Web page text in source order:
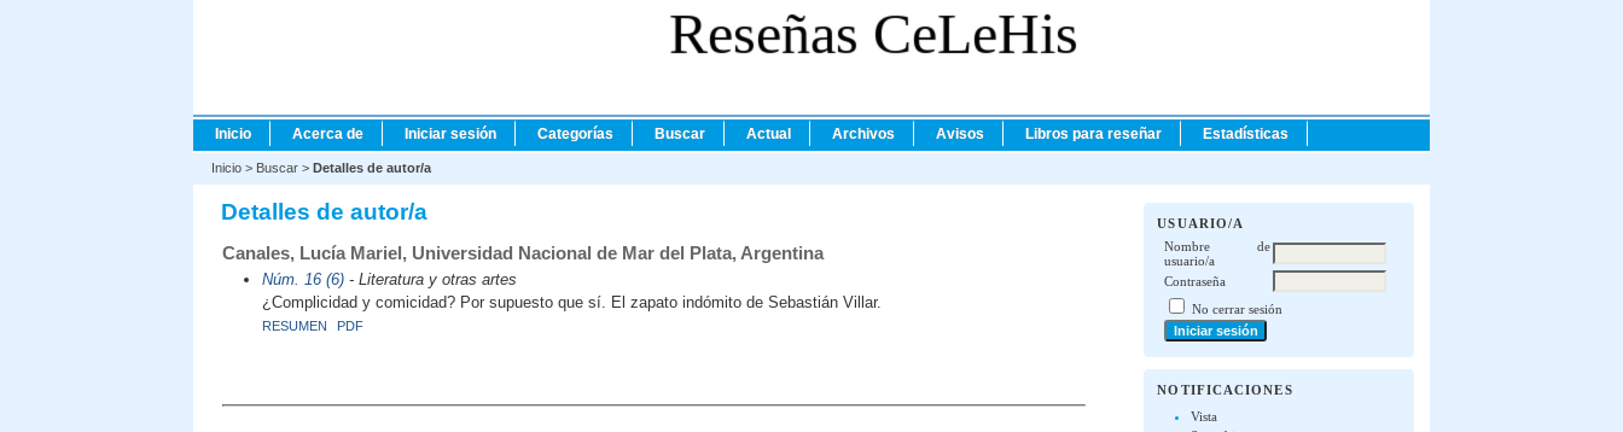
Reseñas CeLeHis
USUARIO/A
Nombre de
usuario/a
Contraseña
No cerrar sesión
NOTIFICACIONES
Vista
Inicio Acerca de Iniciar sesión Categorías Buscar Actual Archivos Avisos Libros para reseñar Estadísticas
Inicio > Buscar > Detalles de autor/a
Detalles de autor/a
Canales, Lucía Mariel, Universidad Nacional de Mar del Plata, Argentina
Núm. 16 (6)- Literatura y otras artes
¿Complicidad y comicidad? Por supuesto que sí. El zapato indómito de Sebastián Villar.
RESUMEN PDF